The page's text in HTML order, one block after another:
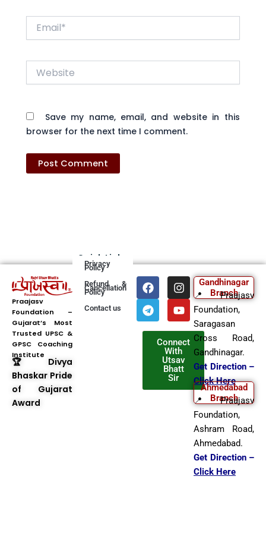
Website
Save my name, email, and website in this
browser for the next time I comment.
Praajasv
Foundation –
Gujarat’s Most
Trusted UPSC &
GPSC Coaching
Institute
🏆 Divya
Bhaskar Pride
of Gujarat
Award
Quick Links
Privacy
Policy
Refund &
Cancellation
Policy
Contact us
F
a
c
e
b
I
n
s
t
a
g
r
a
m
T
e
l
e
g
Y
o
u
t
u
b
e
Connect
With
Utsav
Bhatt
Sir
Gandhinagar
Branch
📍 Praajasv
Foundation,
Saragasan
Cross Road,
Gandhinagar.
Get Direction –
Click Here
Ahmedabad
Branch
📍 Praajasv
Foundation,
Ashram Road,
Ahmedabad.
Get Direction –
Click Here